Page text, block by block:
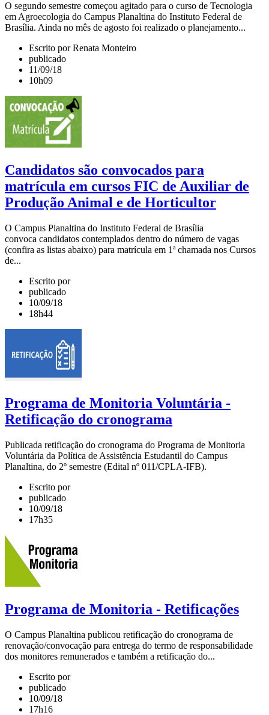
O segundo semestre começou agitado para o curso de Tecnologia
em Agroecologia do Campus Planaltina do Instituto Federal de
Brasília. Ainda no mês de agosto foi realizado o planejamento...
Escrito por Renata Monteiro
publicado
11/09/18
10h09
Candidatos são convocados para
matrícula em cursos FIC de Auxiliar de
Produção Animal e de Horticultor
O Campus Planaltina do Instituto Federal de Brasília
convoca candidatos contemplados dentro do número de vagas
(confira as listas abaixo) para matrícula em 1ª chamada nos Cursos
de...
Escrito por
publicado
10/09/18
18h44
Programa de Monitoria Voluntária -
Retificação do cronograma
Publicada retificação do cronograma do Programa de Monitoria
Voluntária da Política de Assistência Estudantil do Campus
Planaltina, do 2º semestre (Edital nº 011/CPLA-IFB).
Escrito por
publicado
10/09/18
17h35
Programa de Monitoria - Retificações
O Campus Planaltina publicou retificação do cronograma de
renovação/convocação para entrega do termo de responsabilidade
dos monitores remunerados e também a retificação do...
Escrito por
publicado
10/09/18
17h16